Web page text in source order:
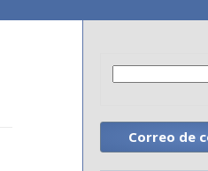
Correo de